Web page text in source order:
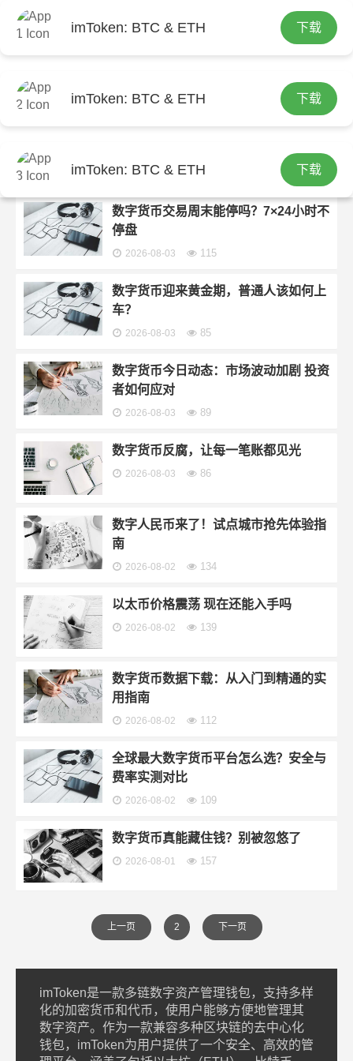
imToken: BTC & ETH 下载
imToken: BTC & ETH 下载
imToken: BTC & ETH 下载
首页
数字货币交易周末能停吗？7×24小时不
停盘
2026-08-03 115
数字货币迎来黄金期，普通人该如何上
车？
2026-08-03 85
数字货币今日动态：市场波动加剧 投资
者如何应对
2026-08-03 89
数字货币反腐，让每一笔账都见光
2026-08-03 86
数字人民币来了！试点城市抢先体验指
南
2026-08-02 134
以太币价格震荡 现在还能入手吗
2026-08-02 139
数字货币数据下载：从入门到精通的实
用指南
2026-08-02 112
全球最大数字货币平台怎么选？安全与
费率实测对比
2026-08-02 109
数字货币真能藏住钱？别被忽悠了
2026-08-01 157
上一页 2 下一页
imToken是一款多链数字资产管理钱包，支持多样
化的加密货币和代币，使用户能够方便地管理其
数字资产。作为一款兼容多种区块链的去中心化
钱包，imToken为用户提供了一个安全、高效的管